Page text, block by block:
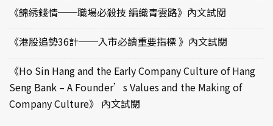
《錦綉錢情──職場必殺技 編織青雲路》內文試閱
《港股追勢36計──入市必讀重要指標 》內文試閱
《Ho Sin Hang and the Early Company Culture of Hang
Seng Bank – A Founder’s Values and the Making of
Company Culture》 內文試閱